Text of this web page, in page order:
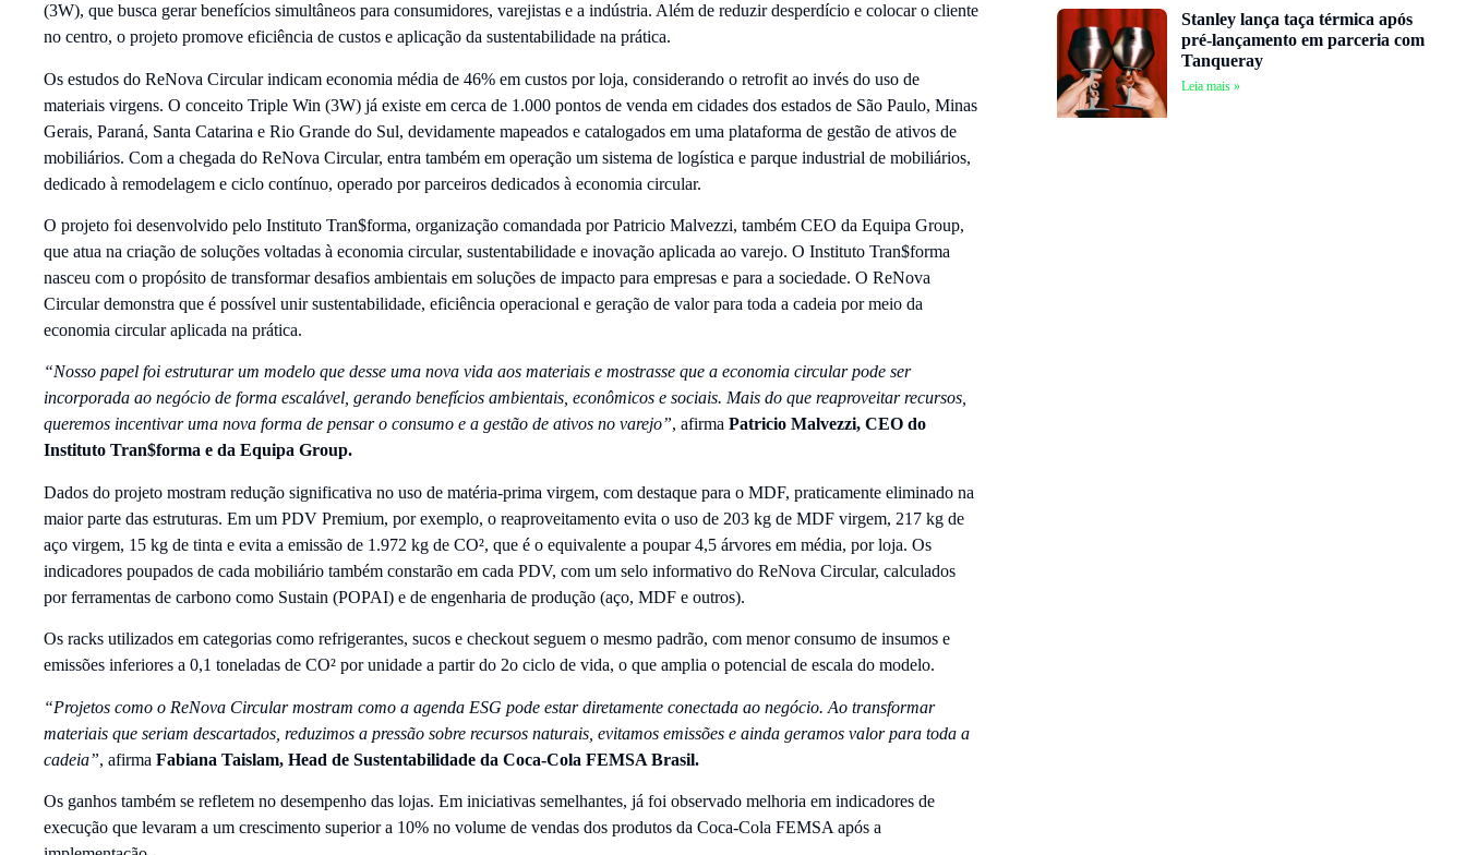
(3W), que busca gerar benefícios simultâneos para consumidores, varejistas e a indústria. Além de reduzir desperdício e colocar o cliente
no centro, o projeto promove eficiência de custos e aplicação da sustentabilidade na prática.
Os estudos do ReNova Circular indicam economia média de 46% em custos por loja, considerando o retrofit ao invés do uso de
materiais virgens. O conceito Triple Win (3W) já existe em cerca de 1.000 pontos de venda em cidades dos estados de São Paulo, Minas
Gerais, Paraná, Santa Catarina e Rio Grande do Sul, devidamente mapeados e catalogados em uma plataforma de gestão de ativos de
mobiliários. Com a chegada do ReNova Circular, entra também em operação um sistema de logística e parque industrial de mobiliários,
dedicado à remodelagem e ciclo contínuo, operado por parceiros dedicados à economia circular.
O projeto foi desenvolvido pelo Instituto Tran$forma, organização comandada por Patricio Malvezzi, também CEO da Equipa Group,
que atua na criação de soluções voltadas à economia circular, sustentabilidade e inovação aplicada ao varejo. O Instituto Tran$forma
nasceu com o propósito de transformar desafios ambientais em soluções de impacto para empresas e para a sociedade. O ReNova
Circular demonstra que é possível unir sustentabilidade, eficiência operacional e geração de valor para toda a cadeia por meio da
economia circular aplicada na prática.
“Nosso papel foi estruturar um modelo que desse uma nova vida aos materiais e mostrasse que a economia circular pode ser
incorporada ao negócio de forma escalável, gerando benefícios ambientais, econômicos e sociais. Mais do que reaproveitar recursos,
queremos incentivar uma nova forma de pensar o consumo e a gestão de ativos no varejo”, afirma Patricio Malvezzi, CEO do
Instituto Tran$forma e da Equipa Group.
Dados do projeto mostram redução significativa no uso de matéria-prima virgem, com destaque para o MDF, praticamente eliminado na
maior parte das estruturas. Em um PDV Premium, por exemplo, o reaproveitamento evita o uso de 203 kg de MDF virgem, 217 kg de
aço virgem, 15 kg de tinta e evita a emissão de 1.972 kg de CO², que é o equivalente a poupar 4,5 árvores em média, por loja. Os
indicadores poupados de cada mobiliário também constarão em cada PDV, com um selo informativo do ReNova Circular, calculados
por ferramentas de carbono como Sustain (POPAI) e de engenharia de produção (aço, MDF e outros).
Os racks utilizados em categorias como refrigerantes, sucos e checkout seguem o mesmo padrão, com menor consumo de insumos e
emissões inferiores a 0,1 toneladas de CO² por unidade a partir do 2o ciclo de vida, o que amplia o potencial de escala do modelo.
“Projetos como o ReNova Circular mostram como a agenda ESG pode estar diretamente conectada ao negócio. Ao transformar
materiais que seriam descartados, reduzimos a pressão sobre recursos naturais, evitamos emissões e ainda geramos valor para toda a
cadeia”, afirma Fabiana Taislam, Head de Sustentabilidade da Coca-Cola FEMSA Brasil.
Os ganhos também se refletem no desempenho das lojas. Em iniciativas semelhantes, já foi observado melhoria em indicadores de
execução que levaram a um crescimento superior a 10% no volume de vendas dos produtos da Coca-Cola FEMSA após a
Stanley lança taça térmica após
pré-lançamento em parceria com
Tanqueray
Leia mais »